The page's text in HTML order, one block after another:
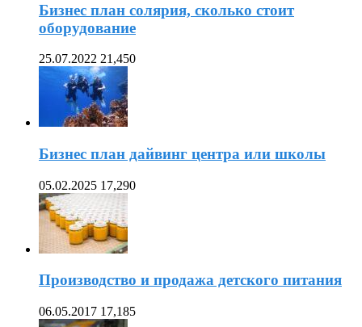
Бизнес план солярия, сколько стоит
оборудование
25.07.2022 21,450
Бизнес план дайвинг центра или школы
05.02.2025 17,290
Производство и продажа детского питания
06.05.2017 17,185